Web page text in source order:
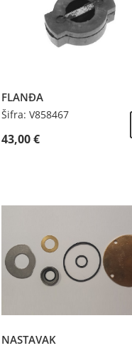
FLANĐA
Šifra: V858467
43,00€
NASTAVAK